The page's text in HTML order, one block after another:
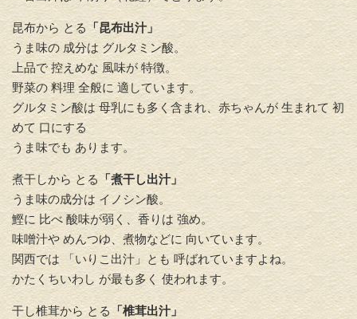
昆布から とる 「昆布出汁」
うま味の 成分は グルタミン酸。
上品で 控えめな 風味が 特徴。
野菜の 料理 全般に 適しています。
グルタミン酸は 母乳にも多く含まれ、赤ちゃんが 生まれて 初
めて 口にする
うま味でも あります。
煮干しから とる 「煮干し出汁」
うま味の成分は イノシン酸。
鰹に 比べ 酸味が弱く、香りは 強め。
味噌汁や めんつゆ、煮物などに 向いています。
関西では 「いりこ出汁」とも 呼ばれていますよね。
かたくちいわし が最も多く 使われます。
干し椎茸から とる「椎茸出汁」